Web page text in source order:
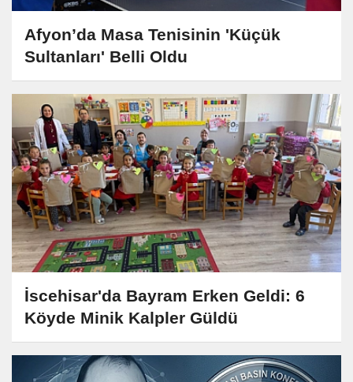
Afyon’da Masa Tenisinin 'Küçük
Sultanları' Belli Oldu
İscehisar'da Bayram Erken Geldi: 6
Köyde Minik Kalpler Güldü